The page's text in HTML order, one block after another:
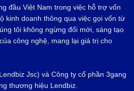
đầu Việt Nam trong việc hỗ trợ vốn
kinh doanh thông qua việc gọi vốn từ
tôi không ngừng đổi mới, sáng tạo
công nghệ, mang lại giá trị cho
Jsc) và Công ty cổ phần 3gang
thương hiệu Lendbiz.